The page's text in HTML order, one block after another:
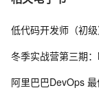
8 分享非常有用的
低代码开发师（初
冬季实战营第三期
阿里巴巴DevOps